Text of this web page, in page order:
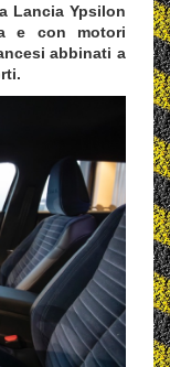
Lancia Ypsilon
e con motori
abbinati a